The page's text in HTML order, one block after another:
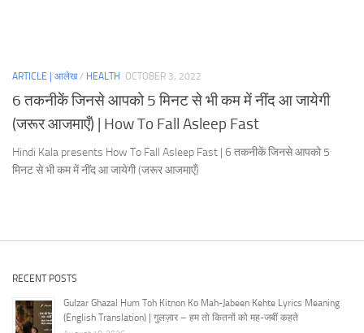
ARTICLE | आलेख/ HEALTH OCTOBER 3, 2022
6 तकनीकें जिनसे आपको 5 मिनट से भी कम में नींद आ जायेगी
(जरूर आजमाएँ) | How To Fall Asleep Fast
Hindi Kala presents How To Fall Asleep Fast | 6 तकनीकें जिनसे आपको 5
मिनट से भी कम में नींद आ जायेगी (जरूर आजमाएँ)
RECENT POSTS
Gulzar Ghazal Hum Toh Kitnon Ko Mah-Jabeen Kehte Lyrics Meaning
(English Translation) | गुलज़ार – हम तो कितनों को मह-जबीं कहते